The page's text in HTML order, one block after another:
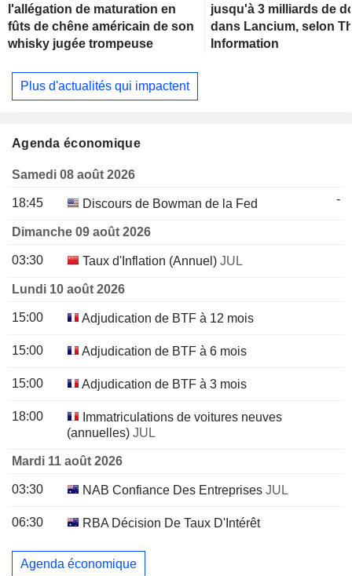
l'allégation de maturation en
fûts de chêne américain de son
whisky jugée trompeuse
jusqu'à 3 milliards de
dans Lancium, selon
Information
Plus d'actualités qui impactent
Agenda économique
Samedi 08 août 2026
18:45 Discours de Bowman de la Fed -
Dimanche 09 août 2026
03:30 Taux d'Inflation (Annuel) JUL
Lundi 10 août 2026
15:00 Adjudication de BTF à 12 mois
15:00 Adjudication de BTF à 6 mois
15:00 Adjudication de BTF à 3 mois
18:00
Immatriculations de voitures neuves
(annuelles) JUL
Mardi 11 août 2026
03:30 NAB Confiance Des Entreprises JUL
06:30 RBA Décision De Taux D'Intérêt
Agenda économique